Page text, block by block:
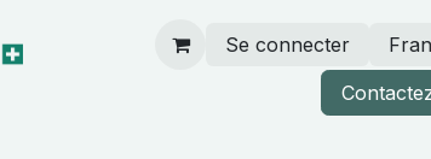
Se connecter